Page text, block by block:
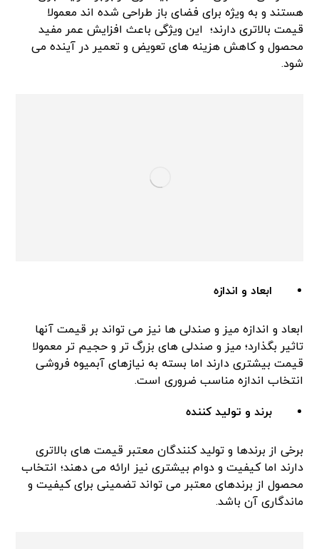
هستند و به ویژه برای فضای باز طراحی شده اند معمولا
قیمت بالاتری دارند؛ این ویژگی باعث افزایش عمر مفید
محصول و کاهش هزینه های تعویض و تعمیر در آینده می
شود.
ابعاد و اندازه
ابعاد و اندازه میز و صندلی ها نیز می تواند بر قیمت آنها
تاثیر بگذارد؛ میز و صندلی های بزرگ تر و حجیم تر معمولا
قیمت بیشتری دارند اما بسته به نیازهای آبمیوه فروشی
انتخاب اندازه مناسب ضروری است.
برند و تولید کننده
برخی از برندها و تولید کنندگان معتبر قیمت های بالاتری
دارند اما کیفیت و دوام بیشتری نیز ارائه می دهند؛ انتخاب
محصول از برندهای معتبر می تواند تضمینی برای کیفیت و
ماندگاری آن باشد.